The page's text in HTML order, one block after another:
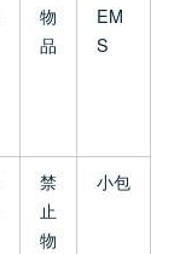
物
品
EM
S
禁
止
物
小包